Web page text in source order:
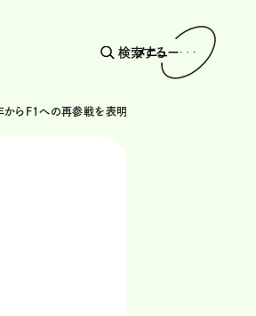
検索する
メニュー
からF1への再参戦を表明